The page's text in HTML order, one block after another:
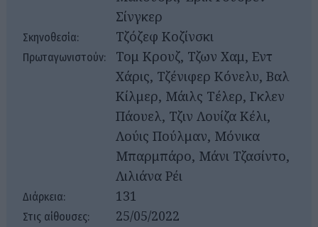
Σίνγκερ
Σκηνοθεσία: Τζόζεφ Κοζίνσκι
Πρωταγωνιστούν:
Τομ Κρουζ, Τζων Χαμ, Εντ
Χάρις, Τζένιφερ Κόνελυ, Βαλ
Κίλμερ, Μάιλς Τέλερ, Γκλεν
Πάουελ, Τζιν Λουίζα Κέλι,
Λούις Πούλμαν, Μόνικα
Μπαρμπάρο, Μάνι Τζασίντο,
Λιλιάνα Ρέι
Διάρκεια: 131
Στις αίθουσες: 25/05/2022